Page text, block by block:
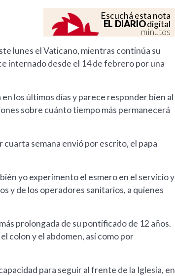
Escuchá esta nota
EL DIARIOdigital
minutos
lunes el Vaticano, mientras continúa su
internado desde el 14 de febrero por una
los últimos días y parece responder bien al
sobre cuánto tiempo más permanecerá
semana envió por escrito, el papa
yo experimento el esmero en el servicio y
y de los operadores sanitarios, a quienes
prolongada de su pontificado de 12 años.
colon y el abdomen, así como por
para seguir al frente de la Iglesia, en